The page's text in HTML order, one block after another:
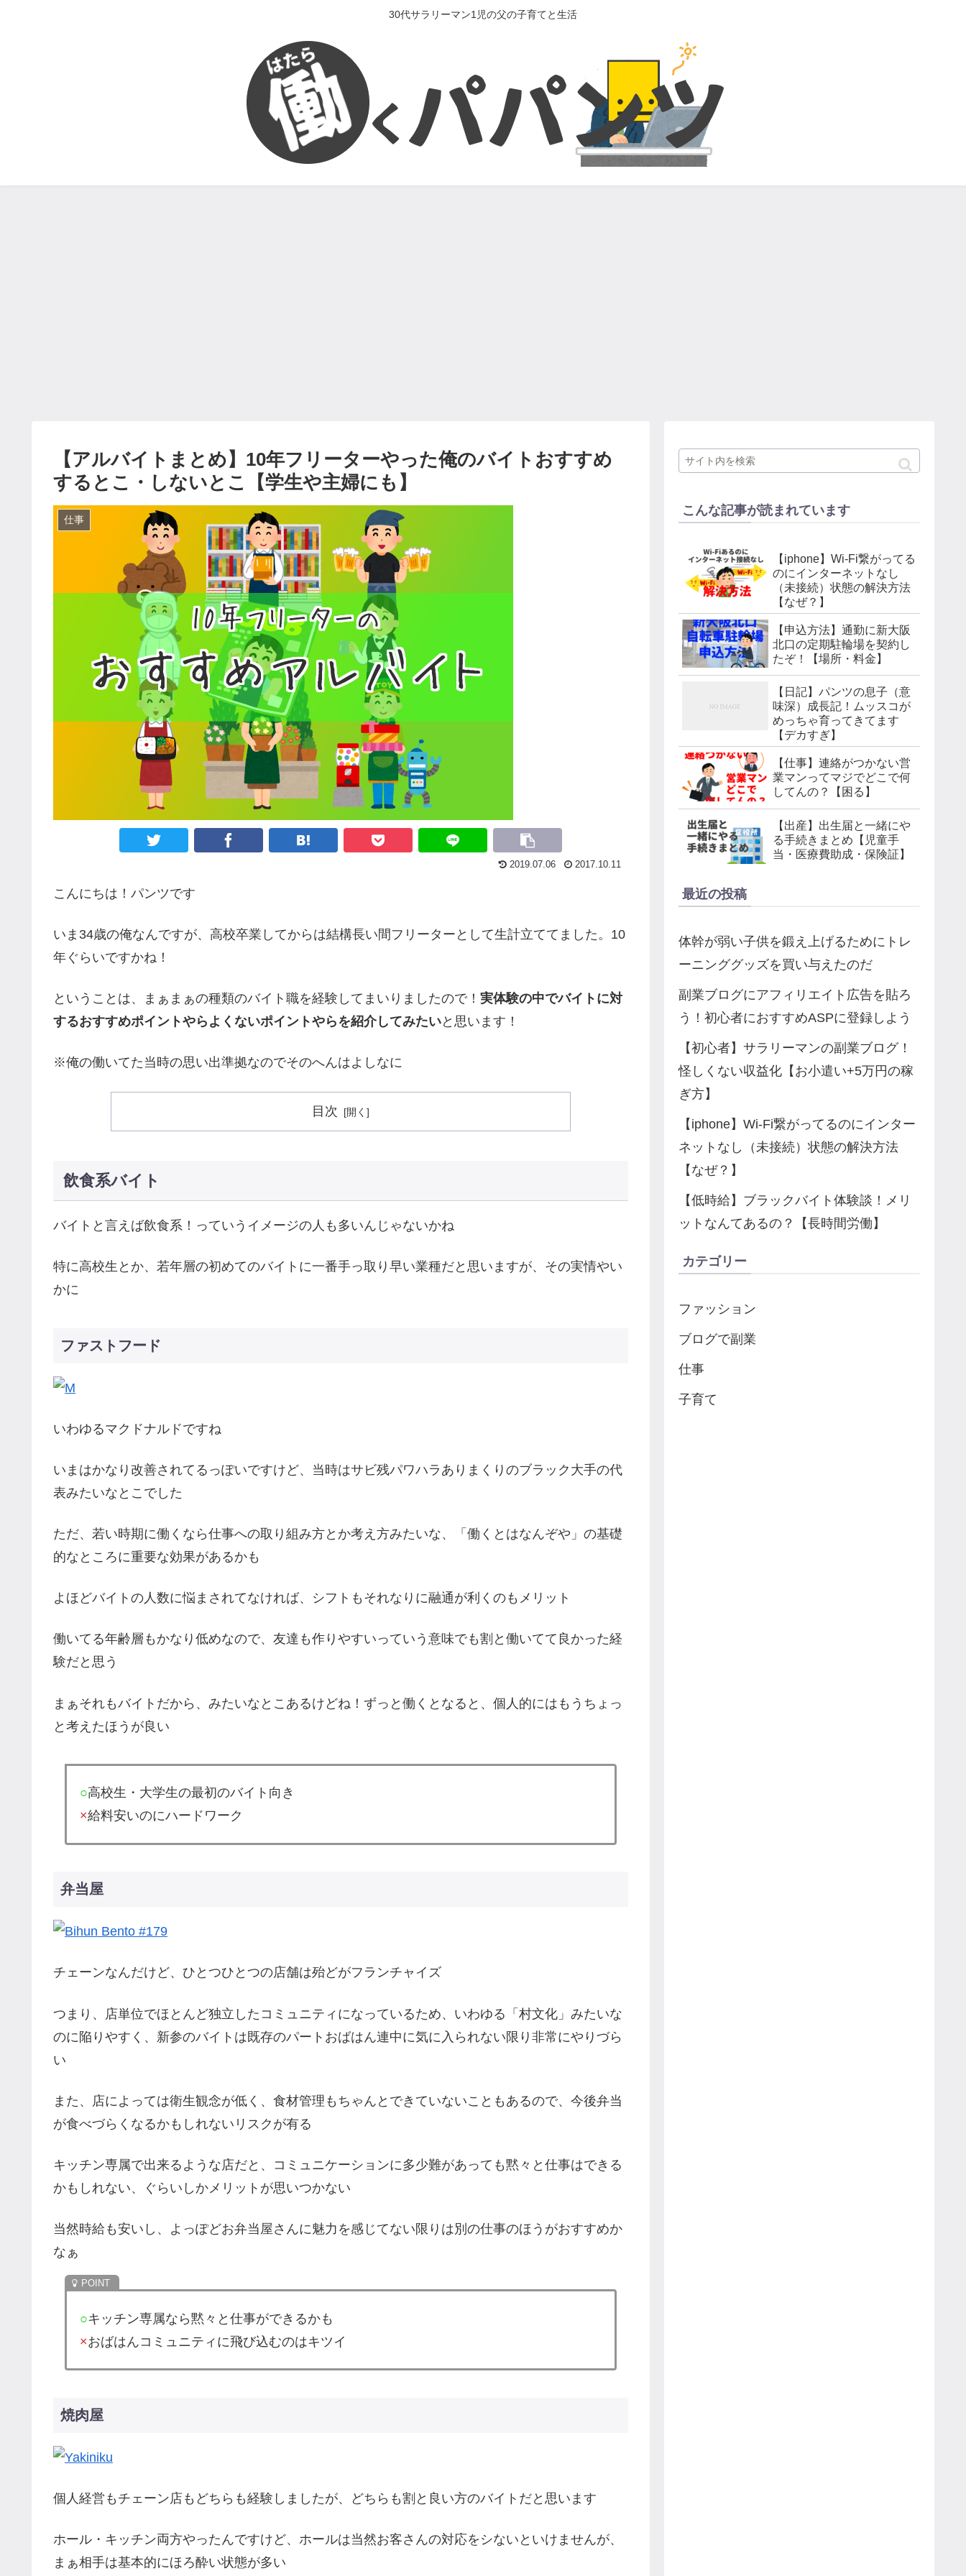
30代サラリーマン1児の父の子育てと生活
【アルバイトまとめ】10年フリーターやった俺のバイトおすすめ
するとこ・しないとこ【学生や主婦にも】
仕事
2019.07.06 2017.10.11
こんにちは！パンツです
いま34歳の俺なんですが、高校卒業してからは結構長い間フリーターとして生計立ててました。10
年ぐらいですかね！
ということは、まぁまぁの種類のバイト職を経験してまいりましたので！ 実体験の中でバイトに対
するおすすめポイントやらよくないポイントやらを紹介してみたいと思います！
※俺の働いてた当時の思い出準拠なのでそのへんはよしなに
目次
飲食系バイト
バイトと言えば飲食系！っていうイメージの人も多いんじゃないかね
特に高校生とか、若年層の初めてのバイトに一番手っ取り早い業種だと思いますが、その実情やい
かに
ファストフード
いわゆるマクドナルドですね
いまはかなり改善されてるっぽいですけど、当時はサビ残パワハラありまくりのブラック大手の代
表みたいなとこでした
ただ、若い時期に働くなら仕事への取り組み方とか考え方みたいな、「働くとはなんぞや」の基礎
的なところに重要な効果があるかも
よほどバイトの人数に悩まされてなければ、シフトもそれなりに融通が利くのもメリット
働いてる年齢層もかなり低めなので、友達も作りやすいっていう意味でも割と働いてて良かった経
験だと思う
まぁそれもバイトだから、みたいなとこあるけどね！ずっと働くとなると、個人的にはもうちょっ
と考えたほうが良い
○高校生・大学生の最初のバイト向き
×給料安いのにハードワーク
弁当屋
チェーンなんだけど、ひとつひとつの店舗は殆どがフランチャイズ
つまり、店単位でほとんど独立したコミュニティになっているため、いわゆる「村文化」みたいな
のに陥りやすく、新参のバイトは既存のパートおばはん連中に気に入られない限り非常にやりづら
い
また、店によっては衛生観念が低く、食材管理もちゃんとできていないこともあるので、今後弁当
が食べづらくなるかもしれないリスクが有る
キッチン専属で出来るような店だと、コミュニケーションに多少難があっても黙々と仕事はできる
かもしれない、ぐらいしかメリットが思いつかない
当然時給も安いし、よっぽどお弁当屋さんに魅力を感じてない限りは別の仕事のほうがおすすめか
なぁ
○キッチン専属なら黙々と仕事ができるかも
×おばはんコミュニティに飛び込むのはキツイ
焼肉屋
個人経営もチェーン店もどちらも経験しましたが、どちらも割と良い方のバイトだと思います
ホール・キッチン両方やったんですけど、ホールは当然お客さんの対応をシないといけませんが、
まぁ相手は基本的にほろ酔い状態が多い
こんな記事が読まれています
【iphone】Wi-Fi繋がってる
のにインターネットなし
（未接続）状態の解決方法
【なぜ？】
【申込方法】通勤に新大阪
北口の定期駐輪場を契約し
たぞ！【場所・料金】
【日記】パンツの息子（意
味深）成長記！ムッスコが
めっちゃ育ってきてます
【デカすぎ】
【仕事】連絡がつかない営
業マンってマジでどこで何
してんの？【困る】
【出産】出生届と一緒にや
る手続きまとめ【児童手
当・医療費助成・保険証】
最近の投稿
体幹が弱い子供を鍛え上げるためにトレ
ーニンググッズを買い与えたのだ
副業ブログにアフィリエイト広告を貼ろ
う！初心者におすすめASPに登録しよう
【初心者】サラリーマンの副業ブログ！
怪しくない収益化【お小遣い+5万円の稼
ぎ方】
【iphone】Wi-Fi繋がってるのにインター
ネットなし（未接続）状態の解決方法
【なぜ？】
【低時給】ブラックバイト体験談！メリ
ットなんてあるの？【長時間労働】
カテゴリー
ファッション
ブログで副業
仕事
子育て